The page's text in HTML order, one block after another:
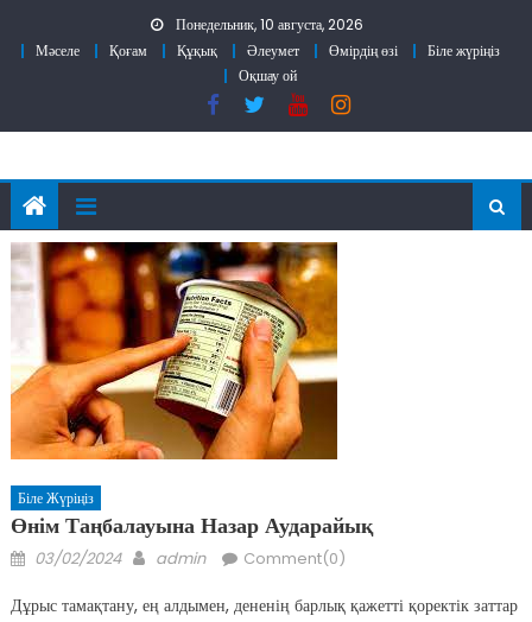
Понедельник, 10 августа, 2026
Мәселе
Қоғам Құқық Әлеумет Өмірдің өзі
Біле жүріңіз
Оқшау ой
Біле Жүріңіз
Өнім Таңбалауына Назар Аударайық
Posted
03/02/2024 Author
admin Comment(0)
Дұрыс тамақтану, ең алдымен, дененің барлық қажетті қоректік заттар